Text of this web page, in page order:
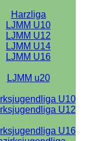
Harzliga
LJMM U10
LJMM U12
LJMM U14
LJMM U16
LJMM u20
U10
U12
U16